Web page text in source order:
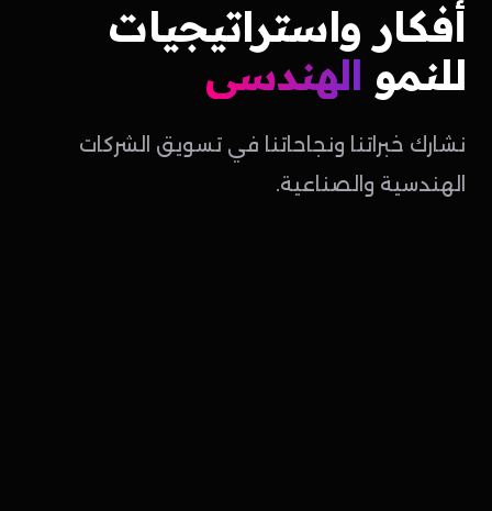
أفكار واستراتيجيات
للنمو الهندسي
نشارك خبراتنا ونجاحاتنا في تسويق الشركات
الهندسية والصناعية.